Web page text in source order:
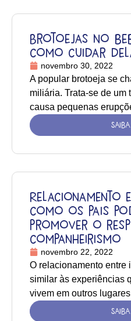
Brotoejas no
como cuidar
novembro 30, 2022
A popular brotoeja se
miliária. Trata-se de um
causa pequenas
Relacionamento
como os pais
promover o
companheirismo
novembro 22, 2022
O relacionamento entre
similar às experiências
vivem em outros